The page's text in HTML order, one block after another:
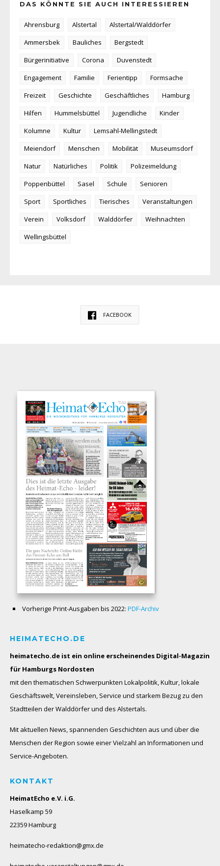
DAS KÖNNTE SIE AUCH INTERESSIEREN
Ahrensburg Alstertal
Alstertal/Walddörfer
Ammersbek
Bauliches
Bergstedt
Bürgerinitiative
Corona
Duvenstedt
Engagement
Familie Ferientipp
Formsache
Freizeit
Geschichte Geschäftliches
Hamburg
Hilfen
Hummelsbüttel Jugendliche
Kinder
Kolumne
Kultur
Lemsahl-Mellingstedt
Meiendorf
Menschen Mobilität
Museumsdorf
Natur
Natürliches Politik
Polizeimeldung
Poppenbüttel
Sasel Schule
Senioren
Sport
Sportliches Tierisches
Veranstaltungen
Verein
Volksdorf Walddörfer
Weihnachten
Wellingsbüttel
FACEBOOK
Vorherige Print-Ausgaben bis 2022: PDF-Archiv
HEIMATECHO.DE
heimatecho.de ist ein online erscheinendes Digital-Magazin
für Hamburgs Nordosten
mit den thematischen Schwerpunkten Lokalpolitik, Kultur, lokale
Geschäftswelt, Vereinsleben, Service und starkem Bezug zu den
Stadtteilen der Walddörfer und des Alstertals.
Mit aktuellen News, spannenden Geschichten aus und über die
Menschen der Region sowie einer Vielzahl an Informationen und
Service-Angeboten.
KONTAKT
HeimatEcho e.V. i.G.
Haselkamp 59
22359 Hamburg
heimatecho-redaktion@gmx.de